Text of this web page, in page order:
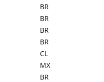
BR
BR
BR
BR
CL
MX
BR